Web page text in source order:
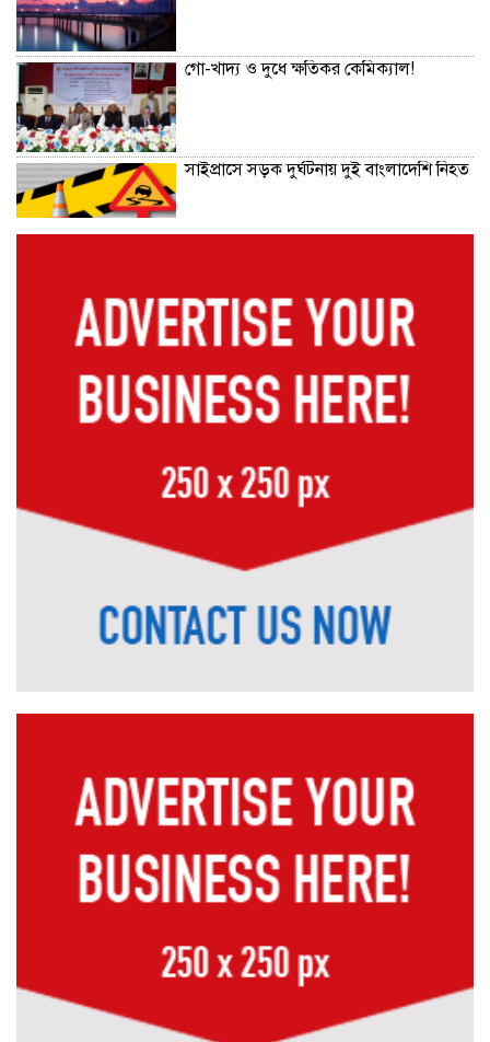
গো-খাদ্য ও দুধে ক্ষতিকর কেমিক্যাল!
সাইপ্রাসে সড়ক দুর্ঘটনায় দুই বাংলাদেশি নিহত
মাশরাফি-পাইলটদের সঙ্গে সাবেক সতীর্থ
রোকন
প্রিমিয়ার লিগ ক্রিকেটের দলবদল পেছাল ছয়
দিন
ইজতেমায় পেছাল এসএসসির তিন পরীক্ষা
নদী রক্ষায় জাতীয় জাগরণ গড়ে তুলতে হবে
শাড়িতে নিউইয়র্ক মাতালেন মোনালিসা